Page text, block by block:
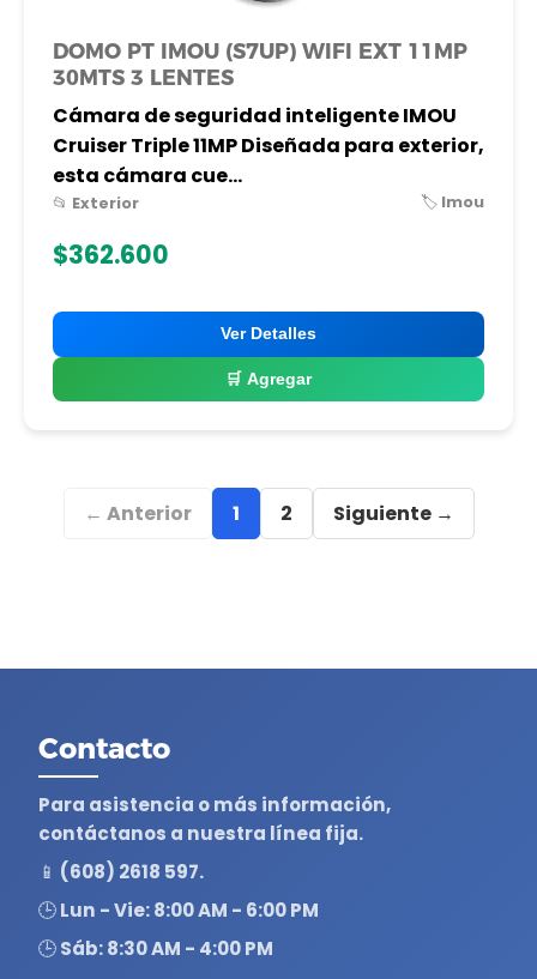
DOMO PT IMOU (S7UP) WIFI EXT 11MP
30MTS 3 LENTES
Cámara de seguridad inteligente IMOU
Cruiser Triple 11MP Diseñada para exterior,
esta cámara cue...
📂 Exterior 🏷️ Imou
$362.600
Ver Detalles
🛒 Agregar
← Anterior 1 2 Siguiente →
Contacto
Para asistencia o más información,
contáctanos a nuestra línea fija.
📱 (608) 2618 597.
🕒 Lun - Vie: 8:00 AM - 6:00 PM
🕒 Sáb: 8:30 AM - 4:00 PM